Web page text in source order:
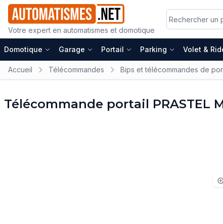
Votre expert en automatismes et domotique
Domotique Garage Portail Parking Volet &
Accueil Télécommandes Bips et télécommandes de
Télécommande portail PRASTEL